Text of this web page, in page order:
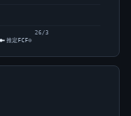
26/3
推定FCF⊙